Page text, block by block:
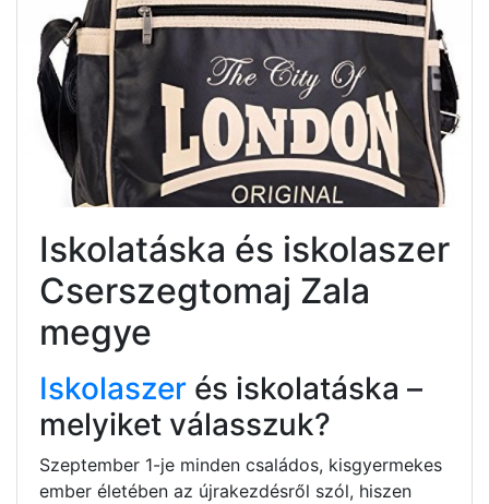
Iskolatáska és iskolaszer
Cserszegtomaj Zala
megye
Iskolaszer és iskolatáska –
melyiket válasszuk?
Szeptember 1-je minden családos, kisgyermekes
ember életében az újrakezdésről szól, hiszen